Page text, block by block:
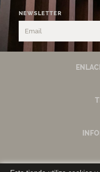
NEWSLETTER